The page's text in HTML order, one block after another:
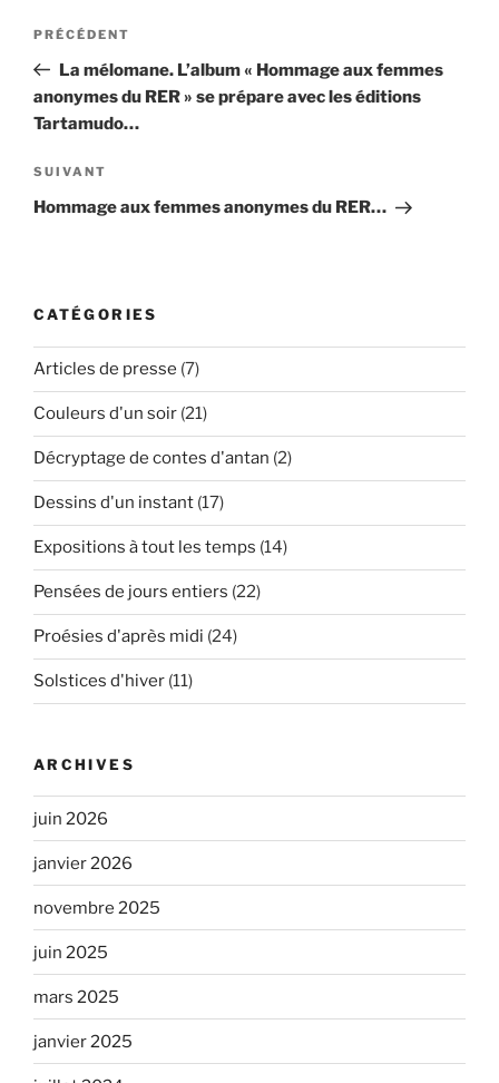
Navigation
l’article
Article
précédent
PRÉCÉDENT
La mélomane. L’album « Hommage aux femmes
anonymes du RER » se prépare avec les éditions
Tartamudo…
Article
suivant
SUIVANT
Hommage aux femmes anonymes du RER…
CATÉGORIES
Articles de presse (7)
Couleurs d'un soir (21)
Décryptage de contes d'antan (2)
Dessins d'un instant (17)
Expositions à tout les temps (14)
Pensées de jours entiers (22)
Proésies d'après midi (24)
Solstices d'hiver (11)
ARCHIVES
juin 2026
janvier 2026
novembre 2025
juin 2025
mars 2025
janvier 2025